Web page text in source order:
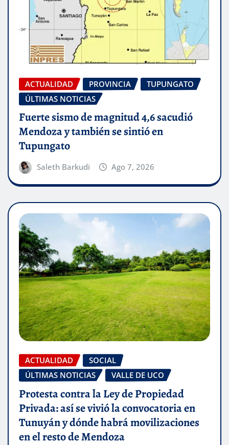
ACTUALIDAD PROVINCIA
TUPUNGATO
ÚLTIMAS NOTICIAS
Fuerte sismo de magnitud 4,6 sacudió
Mendoza y también se sintió en
Tupungato
Saleth Barkudi Ago 7, 2026
ACTUALIDAD
SOCIAL
ÚLTIMAS NOTICIAS
VALLE DE UCO
Protesta contra la Ley de Propiedad
Privada: así se vivió la convocatoria en
Tunuyán y dónde habrá movilizaciones
en el resto de Mendoza